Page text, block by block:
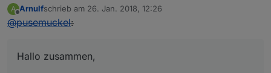
A Arnulfschrieb am 26. Jan. 2018, 12:26
zuletzt editiert von
@pusemuckel:
Hallo zusammen,